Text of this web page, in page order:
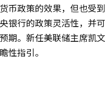
币政策的效果，但也受
银行的政策灵活性，并
期。新任美联储主席凯
性指引。